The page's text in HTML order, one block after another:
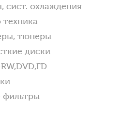
сист. охлаждения
тюнеры
диски
фильтры